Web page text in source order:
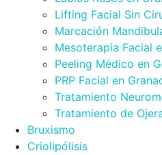
Lifting Facial Sin
Marcación
Mesoterapia Facial
Peeling Médico en
PRP Facial en
Tratamiento
Tratamiento de
Bruxismo
Criolipólisis